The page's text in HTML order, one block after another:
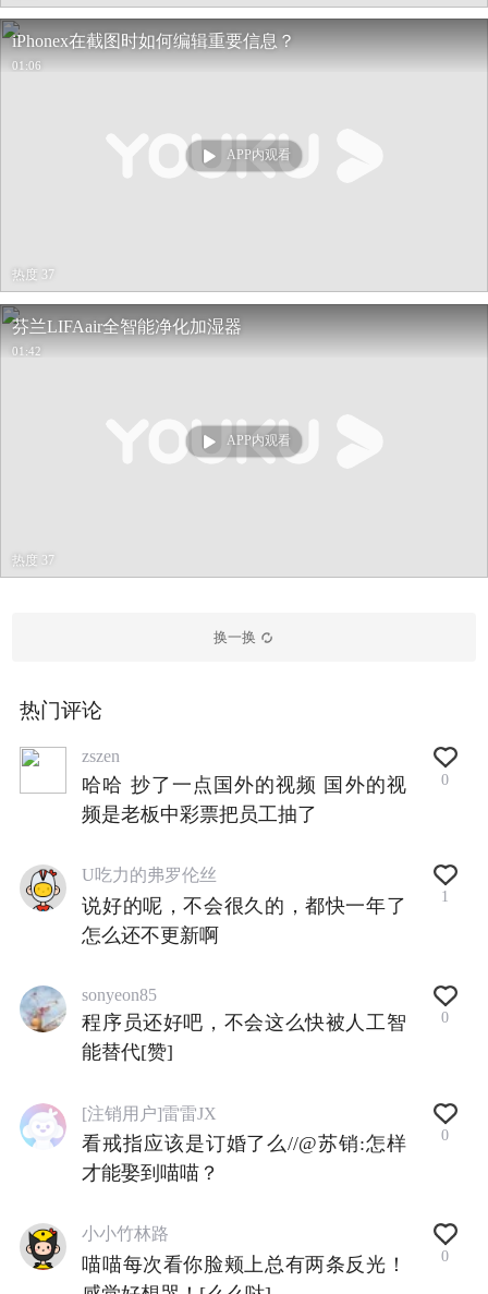
iPhonex在截图时如何编辑重要信息？
01:06
APP内观看
热度 37
芬兰LIFAair全智能净化加湿器
01:42
APP内观看
热度 37
换一换
热门评论
zszen
哈哈 抄了一点国外的视频 国外的视
频是老板中彩票把员工抽了
0
U吃力的弗罗伦丝
说好的呢，不会很久的，都快一年了
怎么还不更新啊
1
sonyeon85
程序员还好吧，不会这么快被人工智
能替代[赞]
0
[注销用户]雷雷JX
看戒指应该是订婚了么//@苏销:怎样
才能娶到喵喵？
0
小小竹林路
喵喵每次看你脸颊上总有两条反光！
0